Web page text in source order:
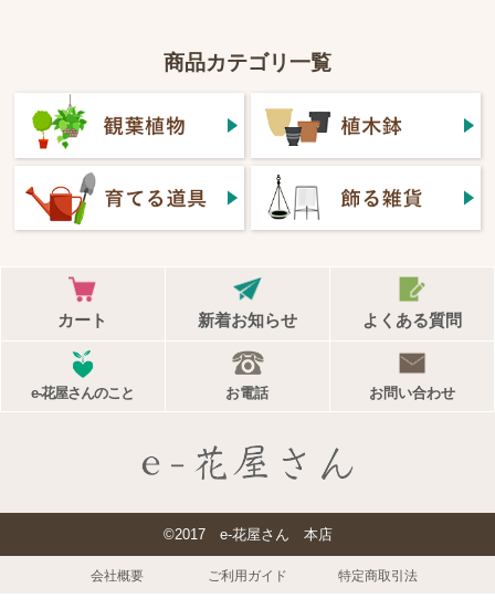
商品カテゴリ一覧
カート 新着お知らせ よくある質問
e-花屋さんのこと お電話 お問い合わせ
©2017 e-花屋さん 本店
会社概要 ご利用ガイド 特定商取引法